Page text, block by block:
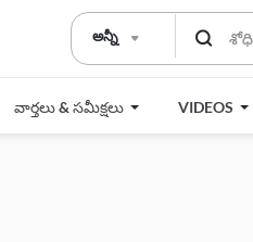
అన్నీ
వార్తలు & సమీక్షలు VIDEOS